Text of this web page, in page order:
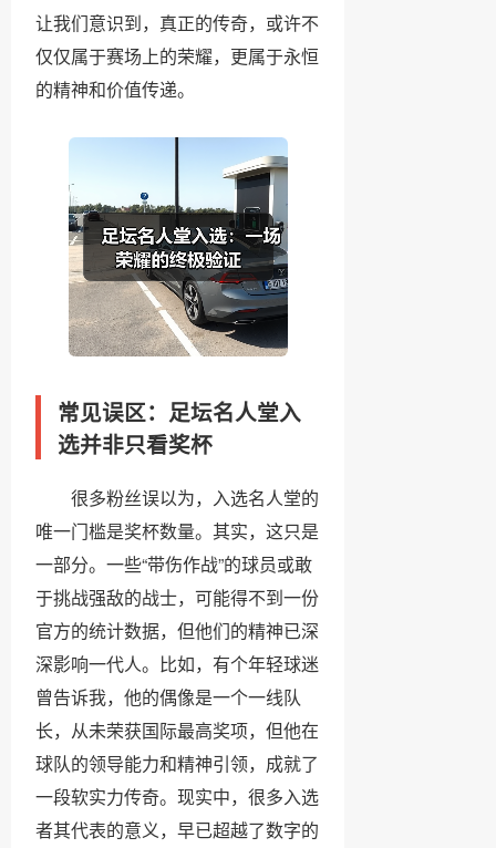
让我们意识到，真正的传奇，或许不
仅仅属于赛场上的荣耀，更属于永恒
的精神和价值传递。
常见误区：足坛名人堂入
选并非只看奖杯
很多粉丝误以为，入选名人堂的
唯一门槛是奖杯数量。其实，这只是
一部分。一些“带伤作战”的球员或敢
于挑战强敌的战士，可能得不到一份
官方的统计数据，但他们的精神已深
深影响一代人。比如，有个年轻球迷
曾告诉我，他的偶像是一个一线队
长，从未荣获国际最高奖项，但他在
球队的领导能力和精神引领，成就了
一段软实力传奇。现实中，很多入选
者其代表的意义，早已超越了数字的